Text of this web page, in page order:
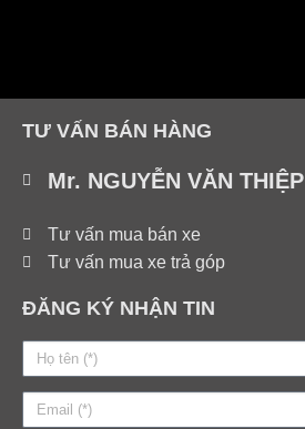
TƯ VẤN BÁN HÀNG
Mr. NGUYỄN VĂN THIỆP
Tư vấn mua bán xe
Tư vấn mua xe trả góp
ĐĂNG KÝ NHẬN TIN